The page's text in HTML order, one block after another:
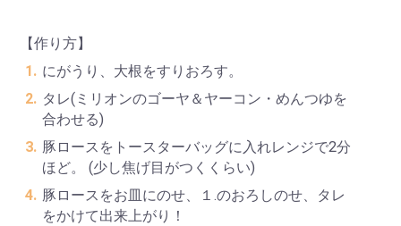
【作り方】
にがうり、大根をすりおろす。
タレ(ミリオンのゴーヤ＆ヤーコン・めんつゆを
合わせる)
豚ロースをトースターバッグに入れレンジで2分
ほど。 (少し焦げ目がつくくらい)
豚ロースをお皿にのせ、１.のおろしのせ、タレ
をかけて出来上がり！